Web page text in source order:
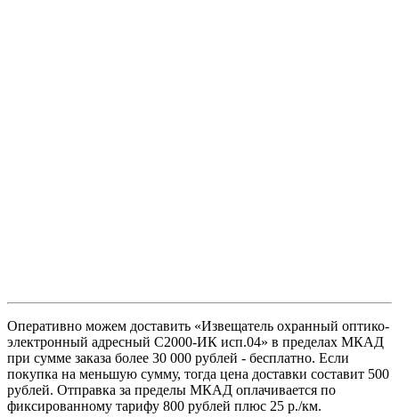
Оперативно можем доставить «Извещатель охранный оптико-
электронный адресный С2000-ИК исп.04» в пределах МКАД
при сумме заказа более 30 000 рублей - бесплатно. Если
покупка на меньшую сумму, тогда цена доставки составит 500
рублей. Отправка за пределы МКАД оплачивается по
фиксированному тарифу 800 рублей плюс 25 р./км.